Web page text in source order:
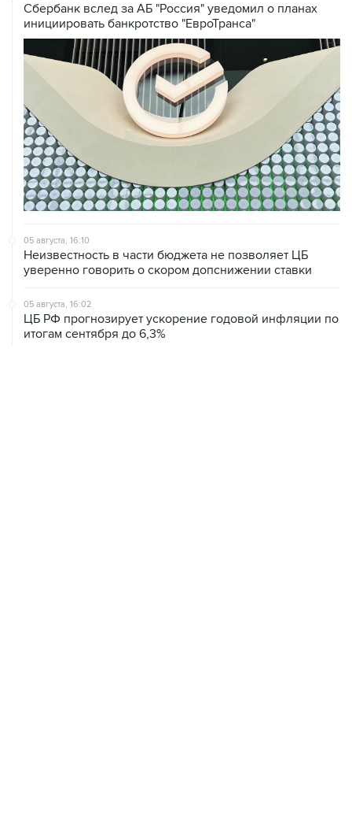
Сбербанк вслед за АБ "Россия" уведомил о планах
инициировать банкротство "ЕвроТранса"
05 августа, 16:10
Неизвестность в части бюджета не позволяет ЦБ
уверенно говорить о скором допснижении ставки
05 августа, 16:02
ЦБ РФ прогнозирует ускорение годовой инфляции по
итогам сентября до 6,3%